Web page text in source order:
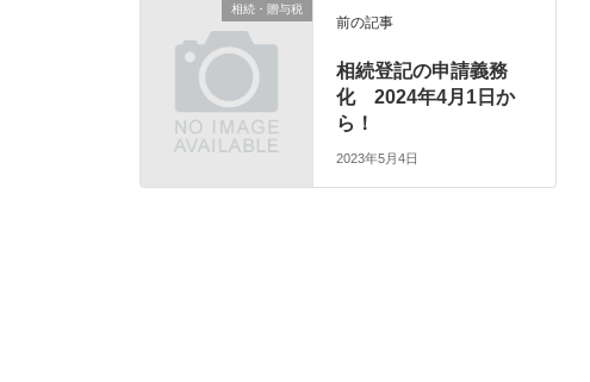
相続・贈与税
前の記事
相続登記の申請義務
化 2024年4月1日か
ら！
2023年5月4日